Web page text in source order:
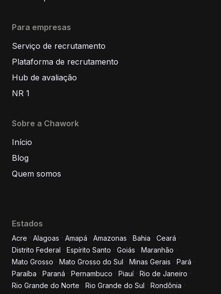
Informe seus dados para
conversar conosco!
Para empresas
Serviço de recrutamento
Plataforma de recrutamento
Hub de avaliação
NR 1
Sobre a Chawork
Início
Blog
Quem somos
Estados
Acre Alagoas Amapá Amazonas Bahia
Ceará
Distrito Federal
Espírito Santo Goiás
Maranhão
Mato Grosso
Mato Grosso do Sul Minas Gerais
Pará
Paraíba
Paraná Pernambuco Piauí
Rio de Janeiro
Rio Grande do Norte
Rio Grande do Sul
Rondônia